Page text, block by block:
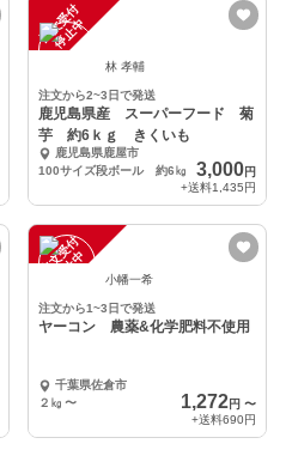
注
文
受
付
停
止
中
林 孝輔
注文から2~3日で発送
鹿児島県産 スーパーフード 菊
芋 約6ｋｇ きくいも
鹿児島県鹿屋市
100サイズ段ボール 約6㎏
3,000円
+送料1,435円
注
文
受
付
停
止
中 小幡一希
注文から1~3日で発送
ヤーコン 農薬&化学肥料不使用
千葉県佐倉市
２㎏ 〜 1,272円 〜
+送料690円